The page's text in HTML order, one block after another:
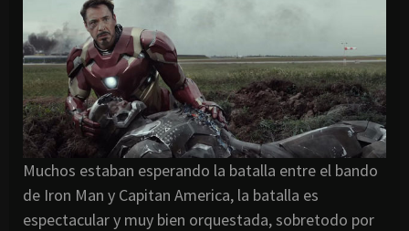
Muchos estaban esperando la batalla entre el bando
de Iron Man y Capitan America, la batalla es
espectacular y muy bien orquestada, sobretodo por